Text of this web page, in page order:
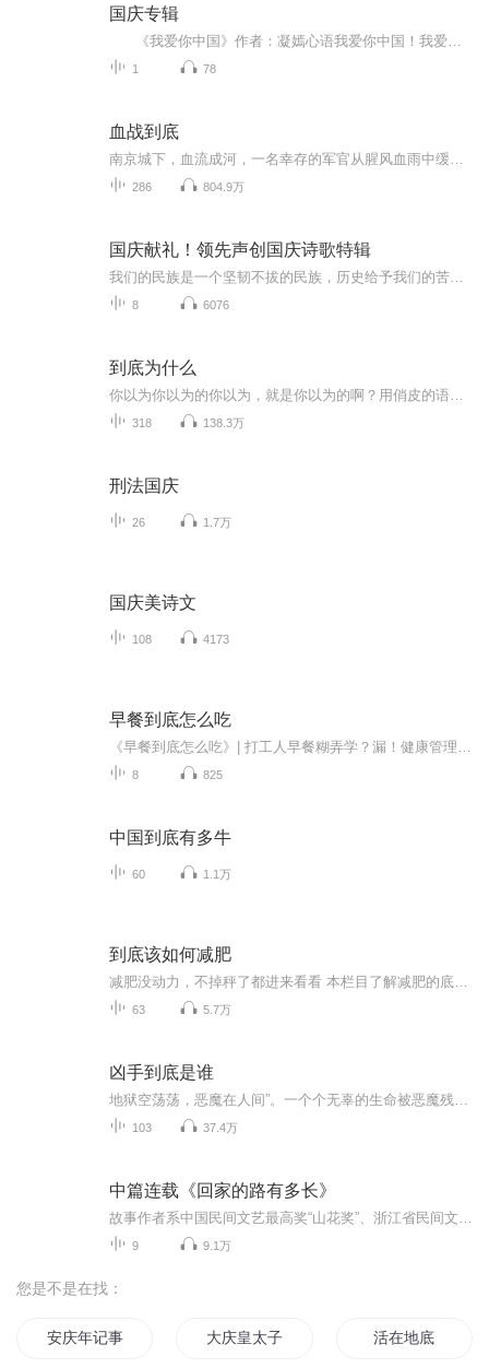
国庆专辑
1 78
血战到底
286 804.9万
国庆献礼！领先声创国庆诗歌特辑
8 6076
到底为什么
318 138.3万
刑法国庆
26 1.7万
国庆美诗文
108 4173
早餐到底怎么吃
8 825
中国到底有多牛
60 1.1万
到底该如何减肥
63 5.7万
凶手到底是谁
103 37.4万
中篇连载《回家的路有多长》
9 9.1万
您是不是在找：
安庆年记事 大庆皇太子 活在地底